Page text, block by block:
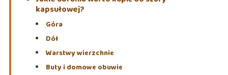
kapsułowej?
Góra
Dół
Warstwy wierzchnie
Buty i domowe obuwie